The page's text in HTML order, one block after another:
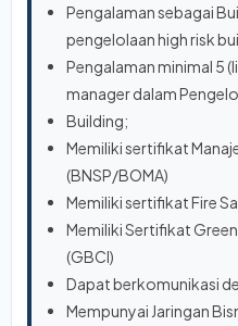
Pengalaman sebagai
pengelolaan high risk
Pengalaman minimal 5
manager dalam
Building;
Memiliki sertifikat
(BNSP/BOMA)
Memiliki sertifikat Fire
Memiliki Sertifikat
(GBCI)
Dapat berkomunikasi
Mempunyai Jaringan